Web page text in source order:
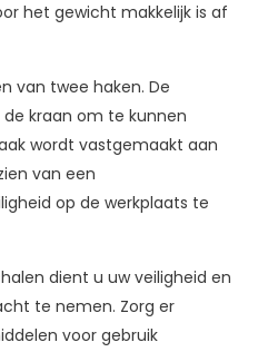
het gewicht makkelijk is af
van twee haken. De
kraan om te kunnen
wordt vastgemaakt aan
van een
op de werkplaats te
dient u uw veiligheid en
te nemen. Zorg er
voor gebruik